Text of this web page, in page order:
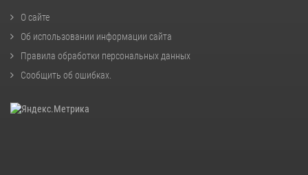
О сайте
Об использовании информации сайта
Правила обработки персональных данных
Сообщить об ошибках